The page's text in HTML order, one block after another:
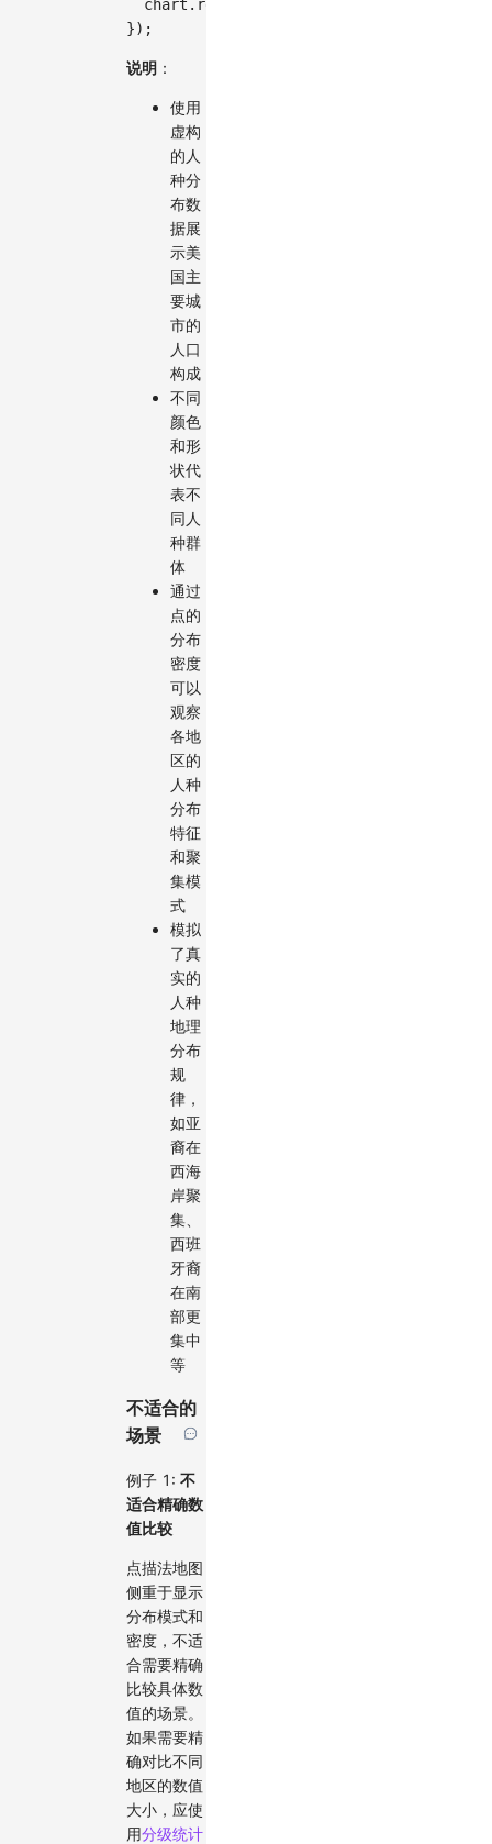
  chart
. render
}) ;
说明 ：
使用
虚构
的人
种分
布数
据展
示美
国主
要城
市的
人口
构成
不同
颜色
和形
状代
表不
同人
种群
体
通过
点的
分布
密度
可以
观察
各地
区的
人种
分布
特征
和聚
集模
式
模拟
了真
实的
人种
地理
分布
规
律，
如亚
裔在
西海
岸聚
集、
西班
牙裔
在南
部更
集中
等
不适合的
场景
例子 1: 不
适合精确数
值比较
点描法地图
侧重于显示
分布模式和
密度，不适
合需要精确
比较具体数
值的场景。
如果需要精
确对比不同
地区的数值
大小，应使
用分级统计